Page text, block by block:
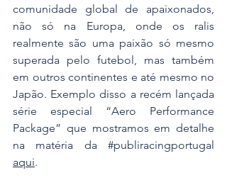
comunidade global de apaixonados,
não só na Europa, onde os ralis
realmente são uma paixão só mesmo
superada pelo futebol, mas também
em outros continentes e até mesmo no
Japão. Exemplo disso a recém lançada
série especial “Aero Performance
Package” que mostramos em detalhe
na matéria da #publiracingportugal
aqui.